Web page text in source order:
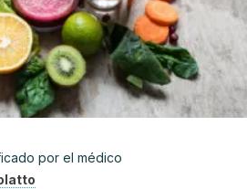
por el médico